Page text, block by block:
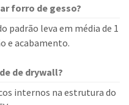
forro de gesso?
padrão leva em média de 1
e acabamento.
de drywall?
internos na estrutura do